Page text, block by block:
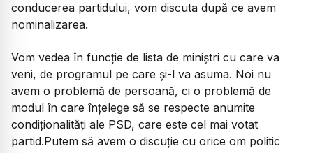
conducerea partidului, vom discuta după ce avem
nominalizarea.
Vom vedea în funcție de lista de miniștri cu care va
veni, de programul pe care și-l va asuma. Noi nu
avem o problemă de persoană, ci o problemă de
modul în care înțelege să se respecte anumite
condiționalități ale PSD, care este cel mai votat
partid.Putem să avem o discuție cu orice om politic